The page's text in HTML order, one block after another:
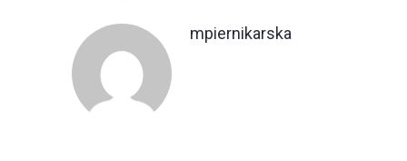
mpiernikarska